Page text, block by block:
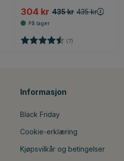
304 kr 435 kr 435 kr
Karakter: (7)
Informasjon
Black Friday
Cookie-erklæring
Kjøpsvilkår og betingelser